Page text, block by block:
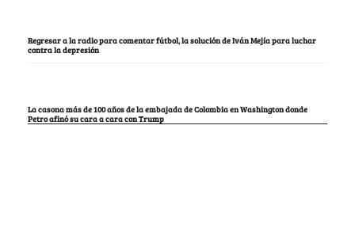
Regresar a la radio para comentar fútbol, la solución de Iván Mejía para luchar
contra la depresión
La casona más de 100 años de la embajada de Colombia en Washington donde
Petro afinó su cara a cara con Trump